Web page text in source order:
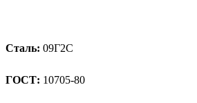
Сталь: 09Г2С
ГОСТ: 10705-80